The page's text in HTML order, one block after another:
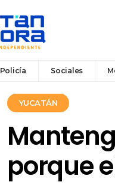
Policía Sociales
YUCATÁN
porque